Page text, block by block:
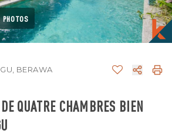
BERAWA
QUATRE CHAMBRES BIEN